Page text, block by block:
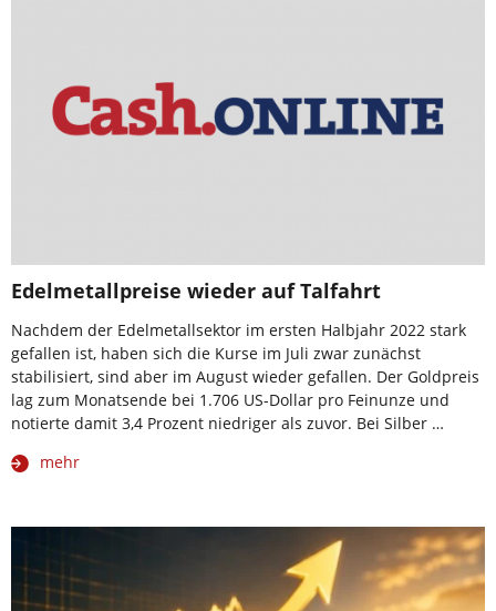
Edelmetallpreise wieder auf Talfahrt
Nachdem der Edelmetallsektor im ersten Halbjahr 2022 stark
gefallen ist, haben sich die Kurse im Juli zwar zunächst
stabilisiert, sind aber im August wieder gefallen. Der Goldpreis
lag zum Monatsende bei 1.706 US-Dollar pro Feinunze und
notierte damit 3,4 Prozent niedriger als zuvor. Bei Silber …
mehr